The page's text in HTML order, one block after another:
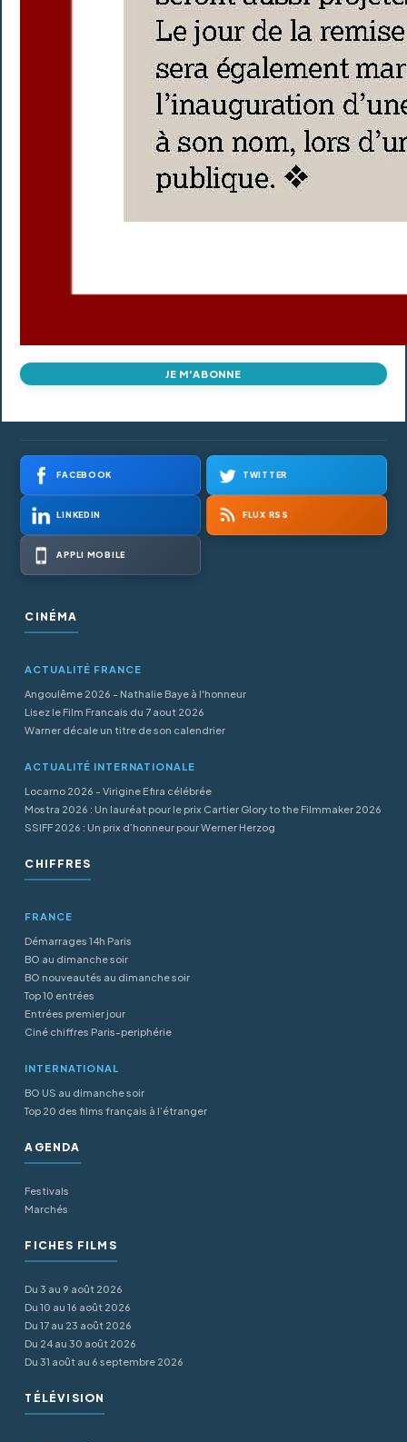
JE M'ABONNE
FACEBOOK TWITTER
LINKEDIN FLUX RSS
APPLI MOBILE
CINÉMA
ACTUALITÉ FRANCE
Angoulême 2026 - Nathalie Baye à l'honneur
Lisez le Film Francais du 7 aout 2026
Warner décale un titre de son calendrier
ACTUALITÉ INTERNATIONALE
Locarno 2026 - Virigine Efira célébrée
Mostra 2026 : Un lauréat pour le prix Cartier Glory to the Filmmaker 2026
SSIFF 2026 : Un prix d’honneur pour Werner Herzog
CHIFFRES
FRANCE
Démarrages 14h Paris
BO au dimanche soir
BO nouveautés au dimanche soir
Top 10 entrées
Entrées premier jour
Ciné chiffres Paris-periphérie
INTERNATIONAL
BO US au dimanche soir
Top 20 des films français à l’étranger
AGENDA
Festivals
Marchés
FICHES FILMS
Du 3 au 9 août 2026
Du 10 au 16 août 2026
Du 17 au 23 août 2026
Du 24 au 30 août 2026
Du 31 août au 6 septembre 2026
TÉLÉVISION